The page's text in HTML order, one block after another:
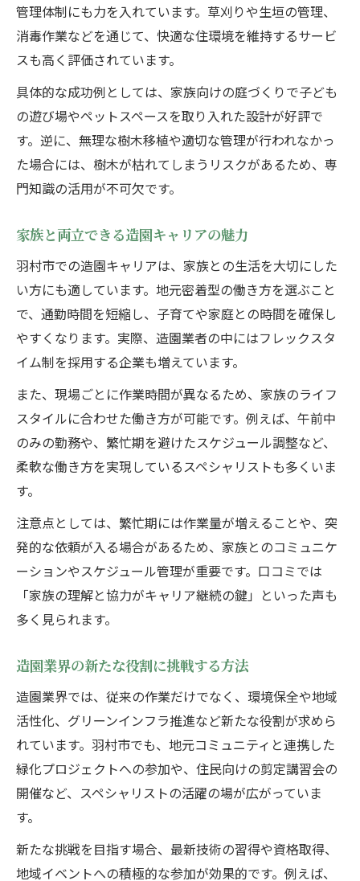
管理体制にも力を入れています。草刈りや生垣の管理、
消毒作業などを通じて、快適な住環境を維持するサービ
スも高く評価されています。
具体的な成功例としては、家族向けの庭づくりで子ども
の遊び場やペットスペースを取り入れた設計が好評で
す。逆に、無理な樹木移植や適切な管理が行われなかっ
た場合には、樹木が枯れてしまうリスクがあるため、専
門知識の活用が不可欠です。
家族と両立できる造園キャリアの魅力
羽村市での造園キャリアは、家族との生活を大切にした
い方にも適しています。地元密着型の働き方を選ぶこと
で、通勤時間を短縮し、子育てや家庭との時間を確保し
やすくなります。実際、造園業者の中にはフレックスタ
イム制を採用する企業も増えています。
また、現場ごとに作業時間が異なるため、家族のライフ
スタイルに合わせた働き方が可能です。例えば、午前中
のみの勤務や、繁忙期を避けたスケジュール調整など、
柔軟な働き方を実現しているスペシャリストも多くいま
す。
注意点としては、繁忙期には作業量が増えることや、突
発的な依頼が入る場合があるため、家族とのコミュニケ
ーションやスケジュール管理が重要です。口コミでは
「家族の理解と協力がキャリア継続の鍵」といった声も
多く見られます。
造園業界の新たな役割に挑戦する方法
造園業界では、従来の作業だけでなく、環境保全や地域
活性化、グリーンインフラ推進など新たな役割が求めら
れています。羽村市でも、地元コミュニティと連携した
緑化プロジェクトへの参加や、住民向けの剪定講習会の
開催など、スペシャリストの活躍の場が広がっていま
す。
新たな挑戦を目指す場合、最新技術の習得や資格取得、
地域イベントへの積極的な参加が効果的です。例えば、